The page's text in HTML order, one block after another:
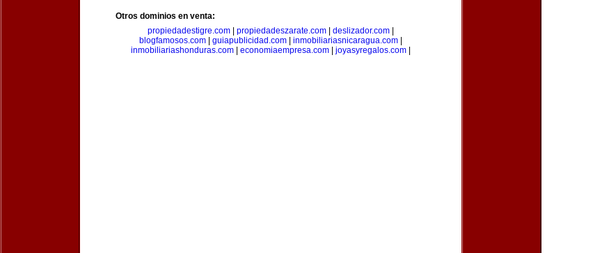
Otros dominios en venta:
propiedadestigre.com
propiedadeszarate.com deslizador.com
blogfamosos.com
guiapublicidad.com inmobiliariasnicaragua.com
inmobiliariashonduras.com
economiaempresa.com joyasyregalos.com